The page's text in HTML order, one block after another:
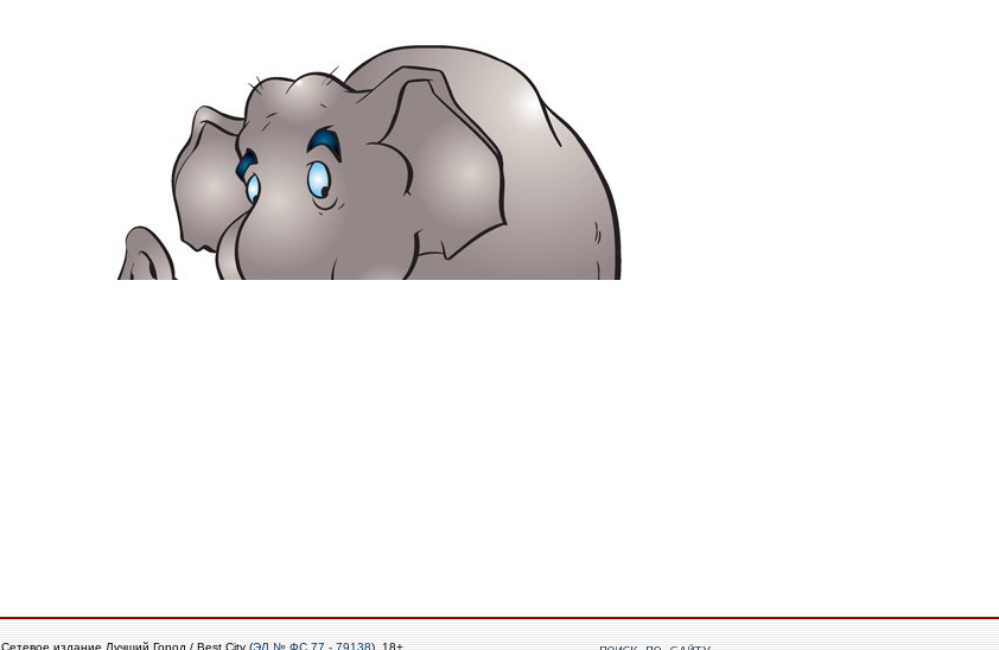
Сетевое издание Лучший Город / Best City (ЭЛ № ФС 77 - 79138), 18+